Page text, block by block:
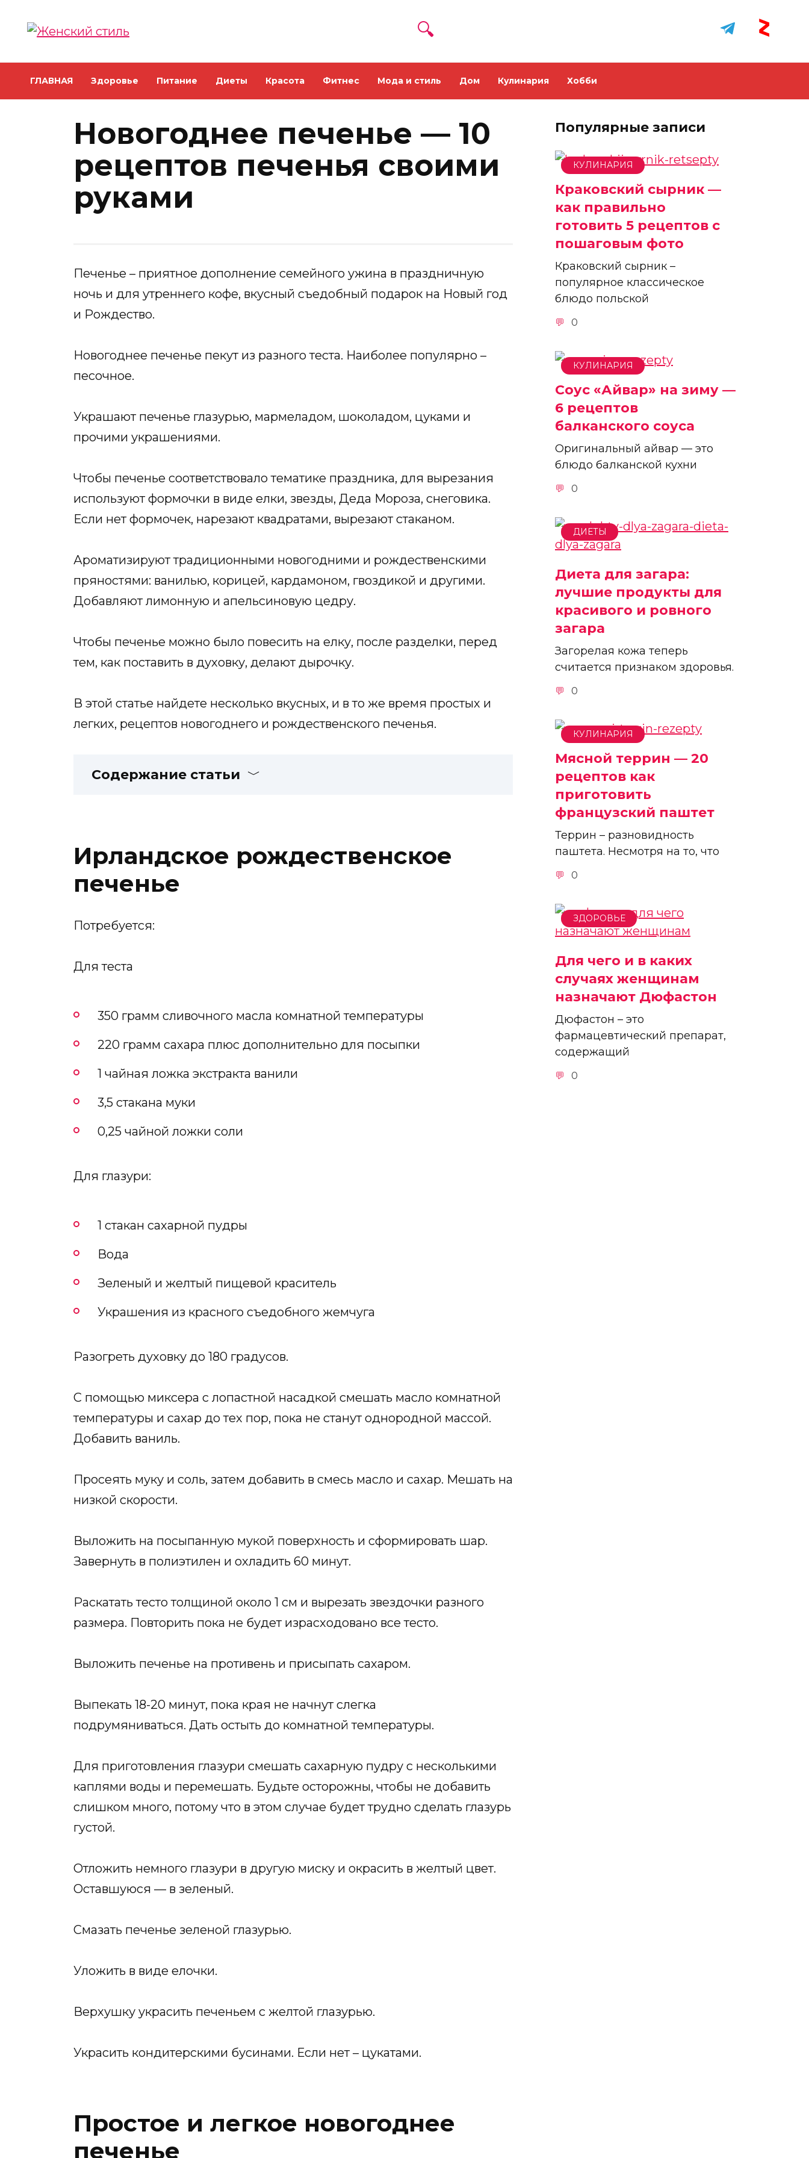
ГЛАВНАЯ Здоровье Питание Диеты Красота Фитнес Мода и стиль Дом Кулинария Хобби
Новогоднее печенье — 10
рецептов печенья своими
руками
Печенье – приятное дополнение семейного ужина в праздничную
ночь и для утреннего кофе, вкусный съедобный подарок на Новый год
и Рождество.
Новогоднее печенье пекут из разного теста. Наиболее популярно –
песочное.
Украшают печенье глазурью, мармеладом, шоколадом, цуками и
прочими украшениями.
Чтобы печенье соответствовало тематике праздника, для вырезания
используют формочки в виде елки, звезды, Деда Мороза, снеговика.
Если нет формочек, нарезают квадратами, вырезают стаканом.
Ароматизируют традиционными новогодними и рождественскими
пряностями: ванилью, корицей, кардамоном, гвоздикой и другими.
Добавляют лимонную и апельсиновую цедру.
Чтобы печенье можно было повесить на елку, после разделки, перед
тем, как поставить в духовку, делают дырочку.
В этой статье найдете несколько вкусных, и в то же время простых и
легких, рецептов новогоднего и рождественского печенья.
Содержание статьи
Ирландское рождественское
печенье
Потребуется:
Для теста
350 грамм сливочного масла комнатной температуры
220 грамм сахара плюс дополнительно для посыпки
1 чайная ложка экстракта ванили
3,5 стакана муки
0,25 чайной ложки соли
Для глазури:
1 стакан сахарной пудры
Вода
Зеленый и желтый пищевой краситель
Украшения из красного съедобного жемчуга
Разогреть духовку до 180 градусов.
С помощью миксера с лопастной насадкой смешать масло комнатной
температуры и сахар до тех пор, пока не станут однородной массой.
Добавить ваниль.
Просеять муку и соль, затем добавить в смесь масло и сахар. Мешать на
низкой скорости.
Выложить на посыпанную мукой поверхность и сформировать шар.
Завернуть в полиэтилен и охладить 60 минут.
Раскатать тесто толщиной около 1 см и вырезать звездочки разного
размера. Повторить пока не будет израсходовано все тесто.
Выложить печенье на противень и присыпать сахаром.
Выпекать 18-20 минут, пока края не начнут слегка
подрумяниваться. Дать остыть до комнатной температуры.
Для приготовления глазури смешать сахарную пудру с несколькими
каплями воды и перемешать. Будьте осторожны, чтобы не добавить
слишком много, потому что в этом случае будет трудно сделать глазурь
густой.
Отложить немного глазури в другую миску и окрасить в желтый цвет.
Оставшуюся — в зеленый.
Смазать печенье зеленой глазурью.
Уложить в виде елочки.
Верхушку украсить печеньем с желтой глазурью.
Украсить кондитерскими бусинами. Если нет – цукатами.
Простое и легкое новогоднее
печенье
Популярные записи
КУЛИНАРИЯ
Краковский сырник —
как правильно
готовить 5 рецептов с
пошаговым фото
Краковский сырник –
популярное классическое
блюдо польской
0
КУЛИНАРИЯ
Соус «Айвар» на зиму —
6 рецептов
балканского соуса
Оригинальный айвар — это
блюдо балканской кухни
0
ДИЕТЫ
Диета для загара:
лучшие продукты для
красивого и ровного
загара
Загорелая кожа теперь
считается признаком здоровья.
0
КУЛИНАРИЯ
Мясной террин — 20
рецептов как
приготовить
французский паштет
Террин – разновидность
паштета. Несмотря на то, что
0
ЗДОРОВЬЕ
Для чего и в каких
случаях женщинам
назначают Дюфастон
Дюфастон – это
фармацевтический препарат,
содержащий
0